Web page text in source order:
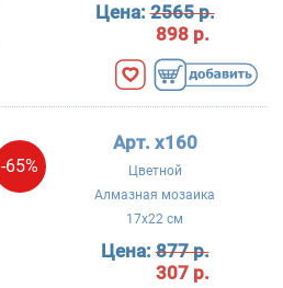
Цена:2565 р.
898 р.
-65%
Арт. x160
Цветной
Алмазная мозаика
17x22 см
Цена:877 р.
307 р.